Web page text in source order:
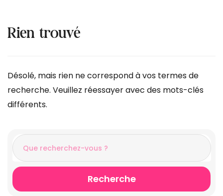
Rien trouvé
Désolé, mais rien ne correspond à vos termes de
recherche. Veuillez réessayer avec des mots-clés
différents.
Recherche